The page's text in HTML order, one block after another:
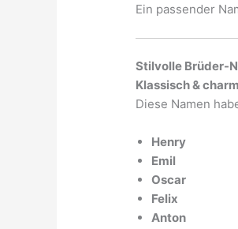
Ein passender
Stilvolle Brüder-
Klassisch &
Diese Namen
Henry
Emil
Oscar
Felix
Anton